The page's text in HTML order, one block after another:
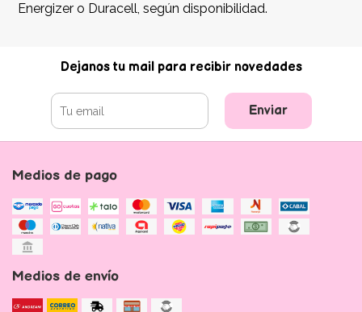
Energizer o Duracell, según disponibilidad.
Dejanos tu mail para recibir novedades
Enviar
Medios de pago
Medios de envío